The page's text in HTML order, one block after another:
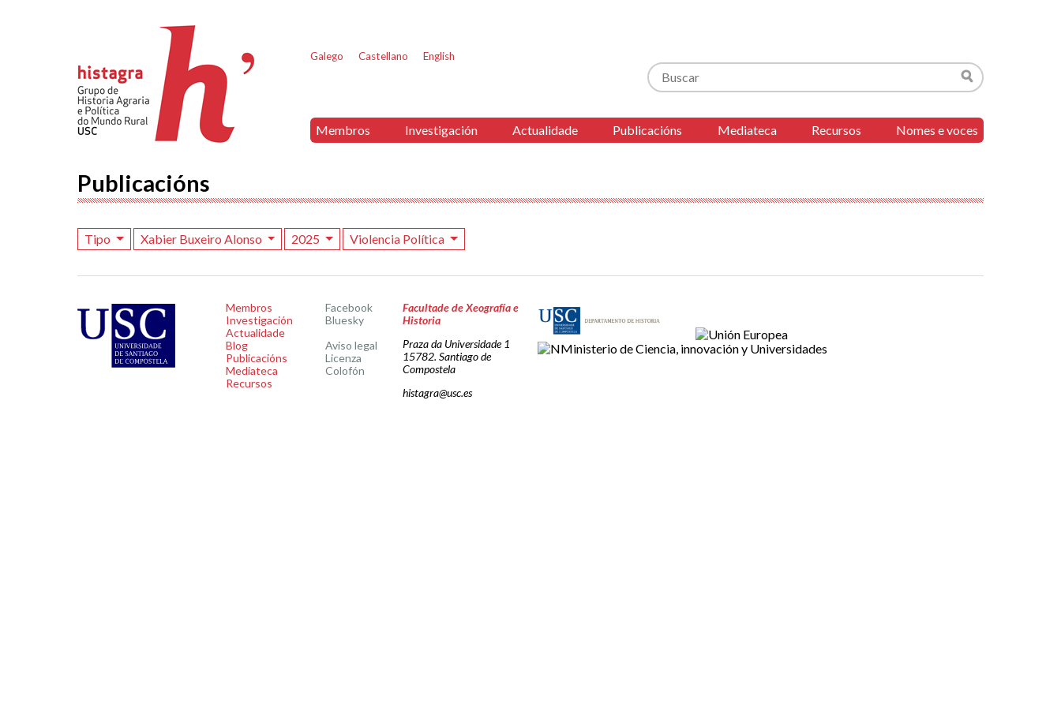
Galego Castellano English
Buscar
Buscar
Membros Investigación Actualidade Publicacións Mediateca Recursos Nomes e voces
Publicacións
Tipo Xabier Buxeiro Alonso 2025 Violencia Política
Membros
Investigación
Actualidade
Blog
Publicacións
Mediateca
Recursos
Facebook
Bluesky
Aviso legal
Licenza
Colofón
Facultade de Xeografía e
Historia
Praza da Universidade 1
15782. Santiago de
Compostela
histagra@usc.es